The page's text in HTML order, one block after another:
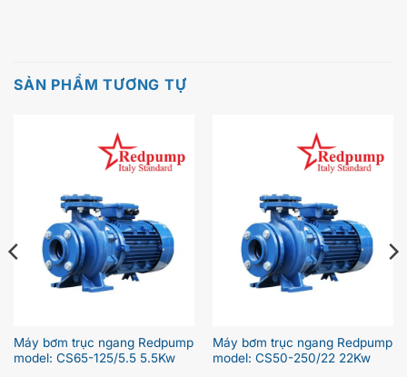
SẢN PHẨM TƯƠNG TỰ
Máy bơm trục ngang Redpump
model: CS65-125/5.5 5.5Kw
Máy bơm trục ngang Redpump
model: CS50-250/22 22Kw